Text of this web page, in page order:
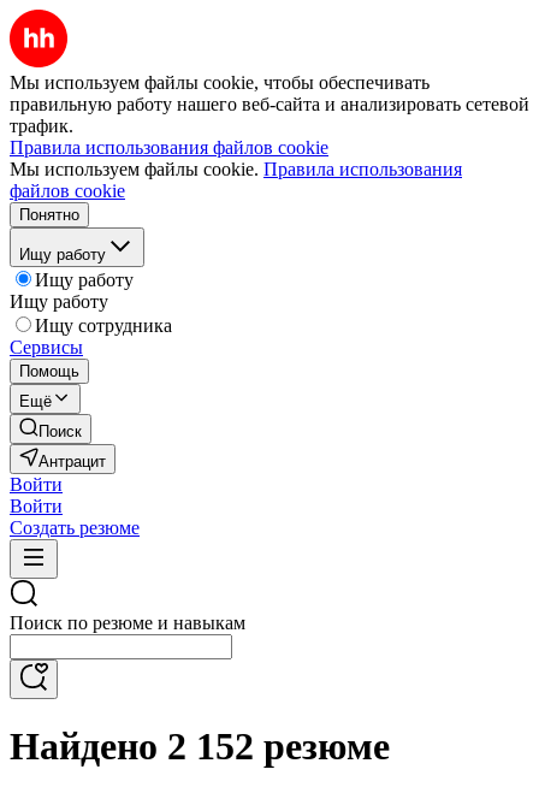
Мы используем файлы cookie, чтобы обеспечивать
правильную работу нашего веб-сайта и анализировать сетевой
трафик.
Правила использования файлов cookie
Мы используем файлы cookie. Правила использования
файлов cookie
Понятно
Ищу работу
Ищу работу
Ищу работу
Ищу сотрудника
Сервисы
Помощь
Ещё
Поиск
Антрацит
Войти
Войти
Создать резюме
Поиск по резюме и навыкам
Найдено 2 152 резюме